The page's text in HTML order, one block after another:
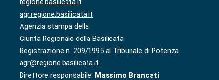
agr.regione.basilicata.it
Agenzia stampa della
Giunta Regionale della Basilicata
Registrazione n. 209/1995 al Tribunale di Potenza
agr@regione.basilicata.it
Direttore responsabile: Massimo Brancati